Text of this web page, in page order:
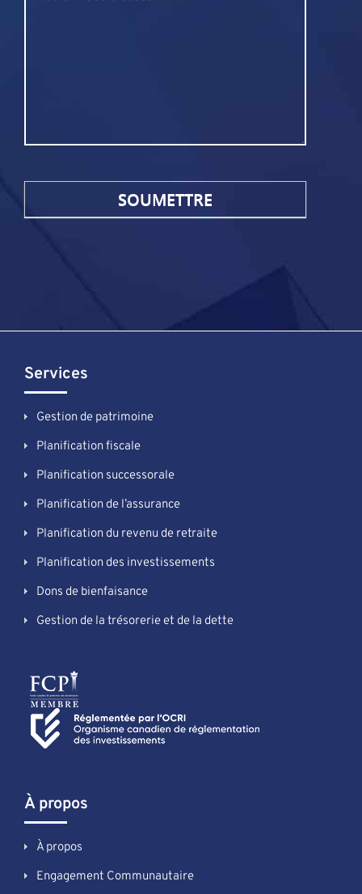
Services
Gestion de patrimoine
Planification fiscale
Planification successorale
Planification de l’assurance
Planification du revenu de retraite
Planification des investissements
Dons de bienfaisance
Gestion de la trésorerie et de la dette
À propos
À propos
Engagement Communautaire